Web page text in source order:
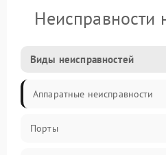
Неисправности
Виды неисправностей
Аппаратные неисправности
Порты